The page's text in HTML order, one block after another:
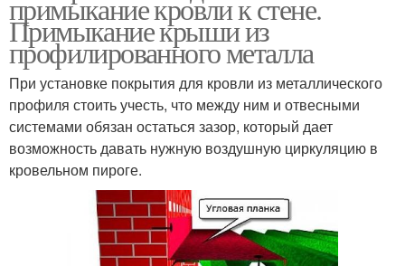
примыкание кровли к стене.
Примыкание крыши из
профилированного металла
При установке покрытия для кровли из металлического
профиля стоить учесть, что между ним и отвесными
системами обязан остаться зазор, который дает
возможность давать нужную воздушную циркуляцию в
кровельном пироге.